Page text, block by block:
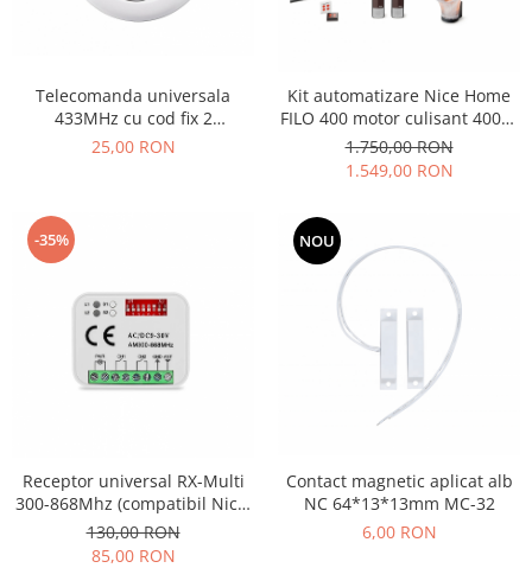
Telecomanda universala
433MHz cu cod fix 2
butoane RC433-2C
25,00 RON
Kit automatizare Nice Home
FILO 400 motor culisant 400kg
5.5m
1.750,00 RON
1.549,00 RON
-35%
Receptor universal RX-Multi
300-868Mhz (compatibil Nice,
BFT,Torlift, Came, etc)
130,00 RON
85,00 RON
NOU
Contact magnetic aplicat alb
NC 64*13*13mm MC-32
6,00 RON